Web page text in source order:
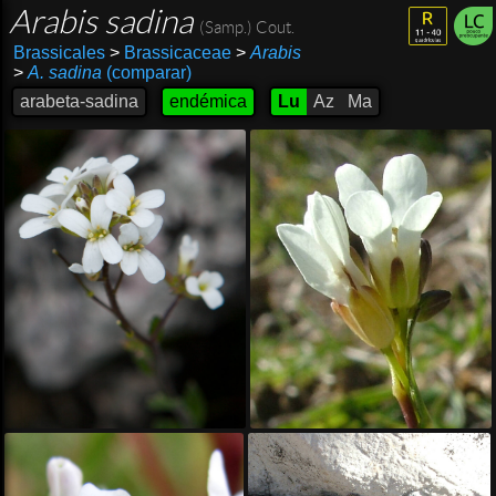
Arabis sadina (Samp.) Cout.
Brassicales >Brassicaceae > Arabis
> A. sadina (comparar)
arabeta-sadina
endémica Lu Az Ma